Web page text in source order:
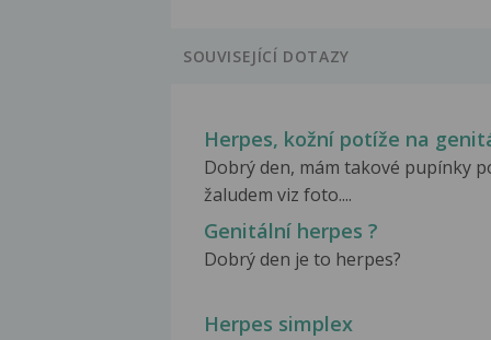
SOUVISEJÍCÍ DOTAZY
Herpes, kožní potíže na
Dobrý den, mám takové pupínky
žaludem viz foto....
Genitální herpes ?
Dobrý den je to herpes?
Herpes simplex